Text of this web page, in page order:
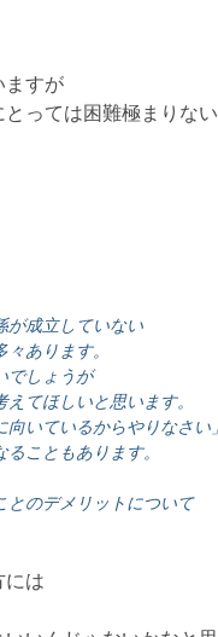
ますが
っては困難極まりない
が成立していない
あります。
でしょうが
てほしいと思います。
いているからやりなさい
こともあります。
とのデメリットについて
には